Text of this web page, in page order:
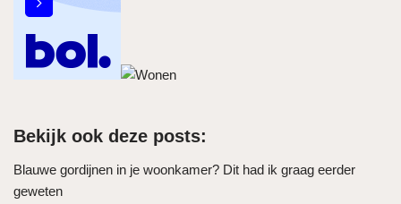
Bekijk ook deze posts:
Blauwe gordijnen in je woonkamer? Dit had ik graag eerder
geweten